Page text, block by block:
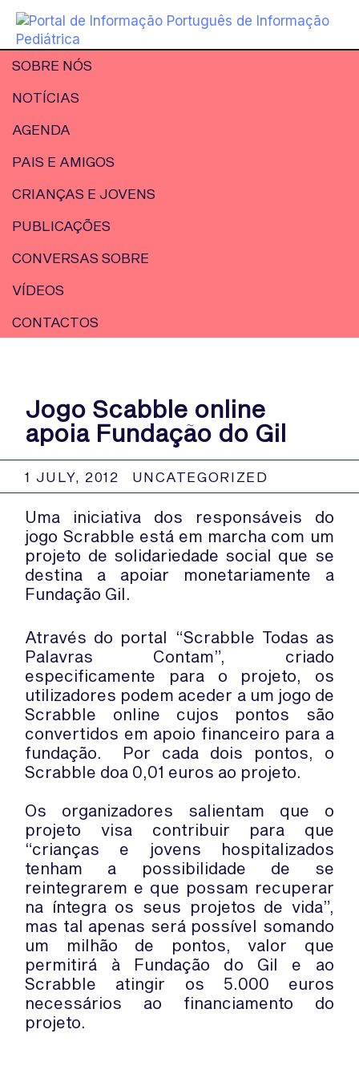
SOBRE NÓS
NOTÍCIAS
AGENDA
PAIS E AMIGOS
CRIANÇAS E JOVENS
PUBLICAÇÕES
CONVERSAS SOBRE
VÍDEOS
CONTACTOS
Jogo Scabble online
apoia Fundação do Gil
1 JULY, 2012 UNCATEGORIZED
Uma iniciativa dos responsáveis do
jogo Scrabble está em marcha com um
projeto de solidariedade social que se
destina a apoiar monetariamente a
Fundação Gil.
Através do portal “Scrabble Todas as
Palavras Contam”, criado
especificamente para o projeto, os
utilizadores podem aceder a um jogo de
Scrabble online cujos pontos são
convertidos em apoio financeiro para a
fundação. Por cada dois pontos, o
Scrabble doa 0,01 euros ao projeto.
Os organizadores salientam que o
projeto visa contribuir para que
“crianças e jovens hospitalizados
tenham a possibilidade de se
reintegrarem e que possam recuperar
na íntegra os seus projetos de vida”,
mas tal apenas será possível somando
um milhão de pontos, valor que
permitirá à Fundação do Gil e ao
Scrabble atingir os 5.000 euros
necessários ao financiamento do
projeto.